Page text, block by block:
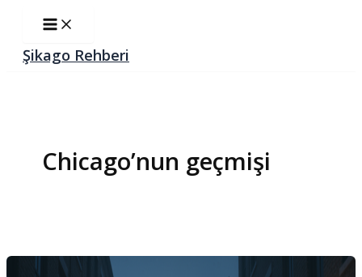
Main
Menu
Şikago Rehberi
Chicago’nun geçmişi